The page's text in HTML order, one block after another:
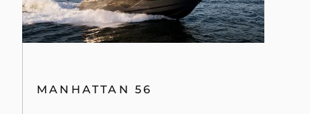
MANHATTAN 56